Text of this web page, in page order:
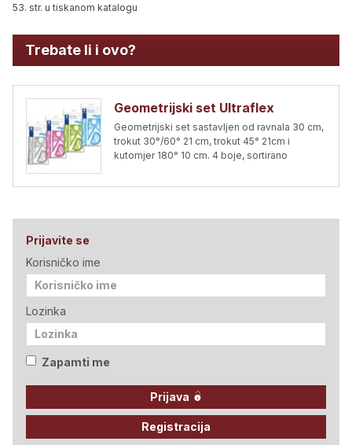
53. str. u tiskanom katalogu
Trebate li i ovo?
Geometrijski set Ultraflex
Geometrijski set sastavljen od ravnala 30 cm,
trokut 30°/60° 21 cm, trokut 45° 21cm i
kutomjer 180° 10 cm. 4 boje, sortirano
Prijavite se
Korisničko ime
Lozinka
Zapamti me
Prijava
Registracija